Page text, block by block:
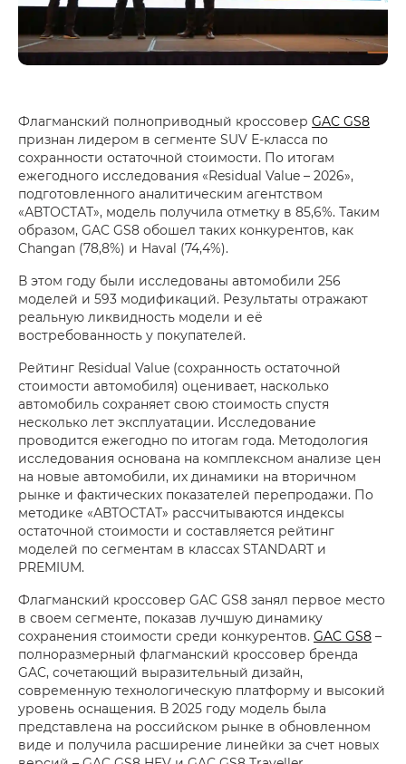
Флагманский полноприводный кроссовер GAC GS8
признан лидером в сегменте SUV Е-класса по
сохранности остаточной стоимости. По итогам
ежегодного исследования «Residual Value – 2026»,
подготовленного аналитическим агентством
«АВТОСТАТ», модель получила отметку в 85,6%. Таким
образом, GAC GS8 обошел таких конкурентов, как
Changan (78,8%) и Haval (74,4%).
В этом году были исследованы автомобили 256
моделей и 593 модификаций. Результаты отражают
реальную ликвидность модели и её
востребованность у покупателей.
Рейтинг Residual Value (сохранность остаточной
стоимости автомобиля) оценивает, насколько
автомобиль сохраняет свою стоимость спустя
несколько лет эксплуатации. Исследование
проводится ежегодно по итогам года. Методология
исследования основана на комплексном анализе цен
на новые автомобили, их динамики на вторичном
рынке и фактических показателей перепродажи. По
методике «АВТОСТАТ» рассчитываются индексы
остаточной стоимости и составляется рейтинг
моделей по сегментам в классах STANDART и
PREMIUM.
Флагманский кроссовер GAC GS8 занял первое место
в своем сегменте, показав лучшую динамику
сохранения стоимости среди конкурентов. GAC GS8 –
полноразмерный флагманский кроссовер бренда
GAC, сочетающий выразительный дизайн,
современную технологическую платформу и высокий
уровень оснащения. В 2025 году модель была
представлена на российском рынке в обновленном
виде и получила расширение линейки за счет новых